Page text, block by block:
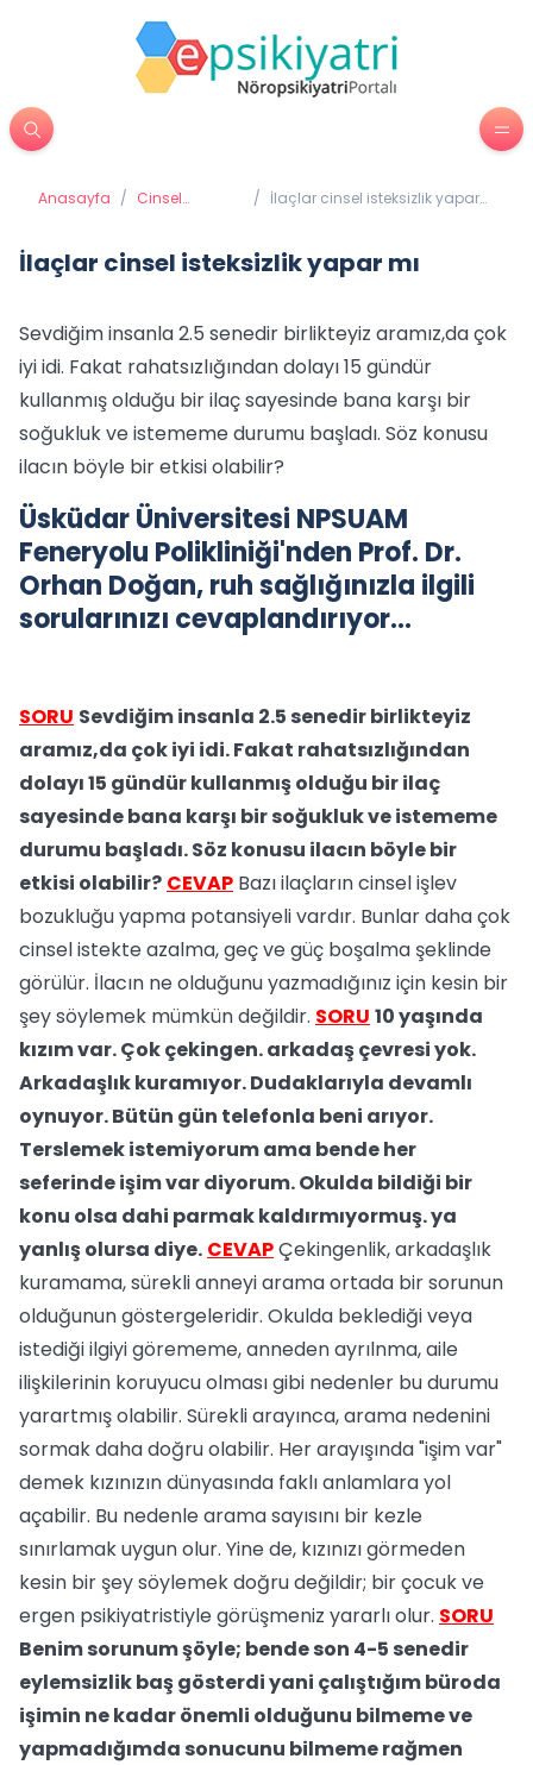
Anasayfa / Cinsel
/ İlaçlar cinsel isteksizlik yapar
İlaçlar cinsel isteksizlik yapar mı
Sevdiğim insanla 2.5 senedir birlikteyiz aramız,da çok
iyi idi. Fakat rahatsızlığından dolayı 15 gündür
kullanmış olduğu bir ilaç sayesinde bana karşı bir
soğukluk ve istememe durumu başladı. Söz konusu
ilacın böyle bir etkisi olabilir?
Üsküdar Üniversitesi NPSUAM
Feneryolu Polikliniği'nden Prof. Dr.
Orhan Doğan, ruh sağlığınızla ilgili
sorularınızı cevaplandırıyor…
SORU Sevdiğim insanla 2.5 senedir birlikteyiz
aramız,da çok iyi idi. Fakat rahatsızlığından
dolayı 15 gündür kullanmış olduğu bir ilaç
sayesinde bana karşı bir soğukluk ve istememe
durumu başladı. Söz konusu ilacın böyle bir
etkisi olabilir? CEVAP Bazı ilaçların cinsel işlev
bozukluğu yapma potansiyeli vardır. Bunlar daha çok
cinsel istekte azalma, geç ve güç boşalma şeklinde
görülür. İlacın ne olduğunu yazmadığınız için kesin bir
şey söylemek mümkün değildir. SORU 10 yaşında
kızım var. Çok çekingen. arkadaş çevresi yok.
Arkadaşlık kuramıyor. Dudaklarıyla devamlı
oynuyor. Bütün gün telefonla beni arıyor.
Terslemek istemiyorum ama bende her
seferinde işim var diyorum. Okulda bildiği bir
konu olsa dahi parmak kaldırmıyormuş. ya
yanlış olursa diye. CEVAPÇekingenlik, arkadaşlık
kuramama, sürekli anneyi arama ortada bir sorunun
olduğunun göstergeleridir. Okulda beklediği veya
istediği ilgiyi görememe, anneden ayrılnma, aile
ilişkilerinin koruyucu olması gibi nedenler bu durumu
yarartmış olabilir. Sürekli arayınca, arama nedenini
sormak daha doğru olabilir. Her arayışında "işim var"
demek kızınızın dünyasında faklı anlamlara yol
açabilir. Bu nedenle arama sayısını bir kezle
sınırlamak uygun olur. Yine de, kızınızı görmeden
kesin bir şey söylemek doğru değildir; bir çocuk ve
ergen psikiyatristiyle görüşmeniz yararlı olur. SORU
Benim sorunum şöyle; bende son 4-5 senedir
eylemsizlik baş gösterdi yani çalıştığım büroda
işimin ne kadar önemli olduğunu bilmeme ve
yapmadığımda sonucunu bilmeme rağmen